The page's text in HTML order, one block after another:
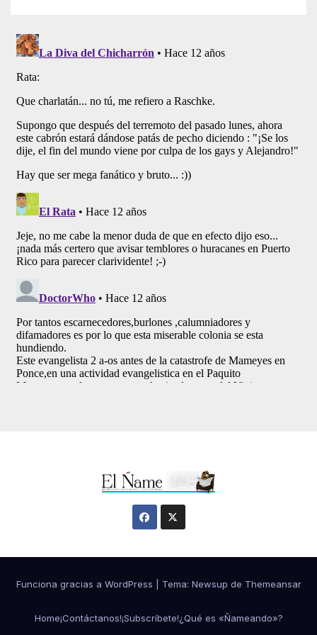
Funciona gracias a WordPress Tema: Newsup de Themeansar
Home¡Contáctanos!¡Subscríbete!¿Qué es «Ñameando»?